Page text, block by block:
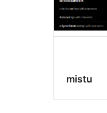
mistu